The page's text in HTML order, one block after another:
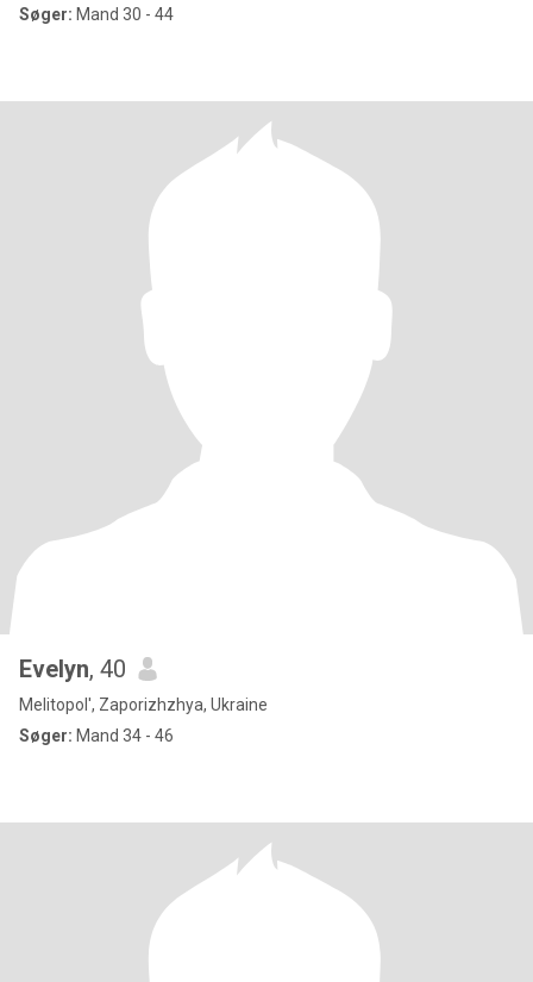
Søger: Mand 30 - 44
Evelyn, 40
Melitopol', Zaporizhzhya, Ukraine
Søger: Mand 34 - 46